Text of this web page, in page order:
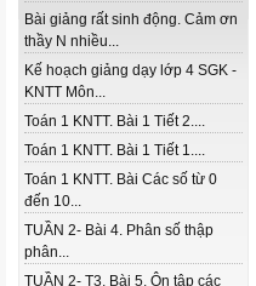
Bài giảng rất sinh động. Cảm ơn
thầy N nhiều...
Kế hoạch giảng dạy lớp 4 SGK -
KNTT Môn...
Toán 1 KNTT. Bài 1 Tiết 2....
Toán 1 KNTT. Bài 1 Tiết 1....
Toán 1 KNTT. Bài Các số từ 0
đến 10...
TUẦN 2- Bài 4. Phân số thập
phân...
TUẦN 2- T3. Bài 5. Ôn tập các